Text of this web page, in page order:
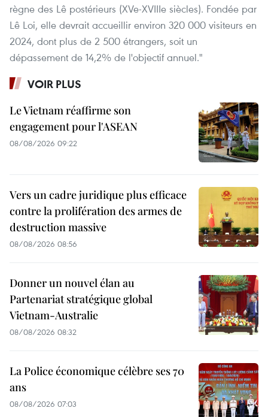
règne des Lê postérieurs (XVe-XVIIIe siècles). Fondée par
Lê Loi, elle devrait accueillir environ 320 000 visiteurs en
2024, dont plus de 2 500 étrangers, soit un
dépassement de 14,2% de l'objectif annuel."
VOIR PLUS
Le Vietnam réaffirme son
engagement pour l'ASEAN
08/08/2026 09:22
Vers un cadre juridique plus efficace
contre la prolifération des armes de
destruction massive
08/08/2026 08:56
Donner un nouvel élan au
Partenariat stratégique global
Vietnam-Australie
08/08/2026 08:32
La Police économique célèbre ses 70
ans
08/08/2026 07:03